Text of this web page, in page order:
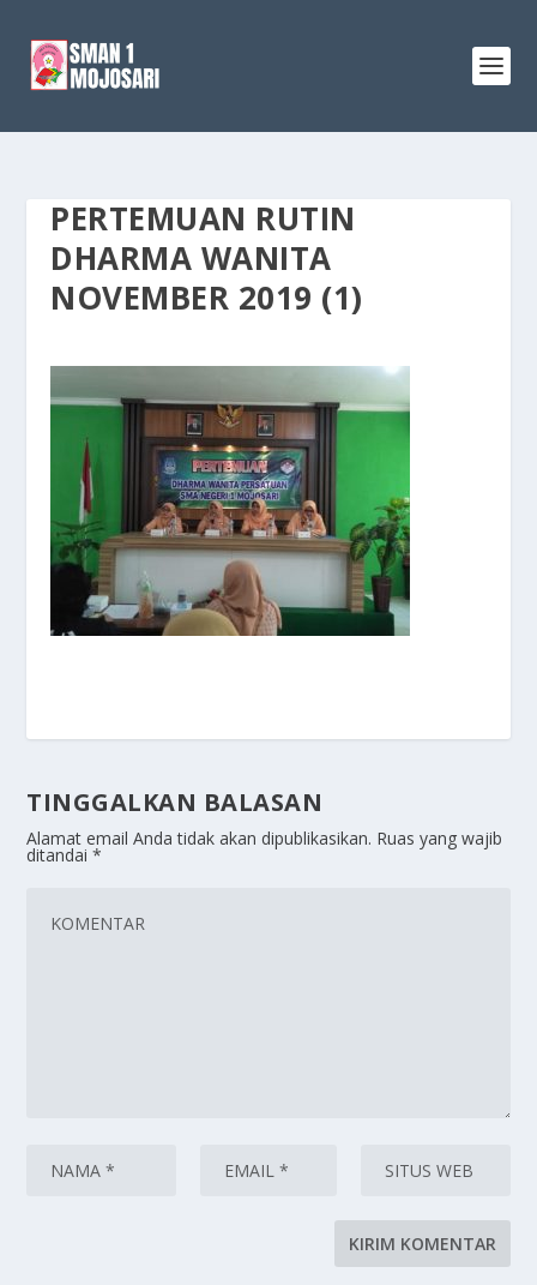
PERTEMUAN RUTIN
DHARMA WANITA
NOVEMBER 2019 (1)
TINGGALKAN BALASAN
Alamat email Anda tidak akan dipublikasikan. Ruas yang wajib
ditandai*